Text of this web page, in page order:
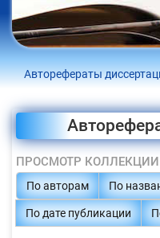
Авторефераты
ПРОСМОТР КОЛЛЕКЦИИ
По авторам По
По дате публикации